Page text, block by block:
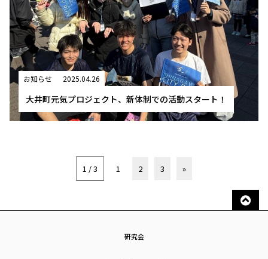
お知らせ 2025.04.26
大井町元気プロジェクト、新体制での活動スタート！
1 / 3 1 2 3 »
研究会